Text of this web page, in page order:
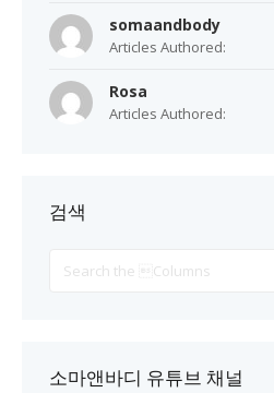
somaandbody
Articles Authored:
Rosa
Articles Authored:
검색
For
소마앤바디 유튜브 채널